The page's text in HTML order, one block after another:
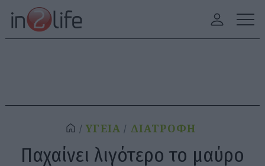
ΥΓΕΙΑ ΔΙΑΤΡΟΦΗ
Παχαίνει λιγότερο το μαύρο